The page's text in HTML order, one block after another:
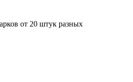
от 20 штук разных